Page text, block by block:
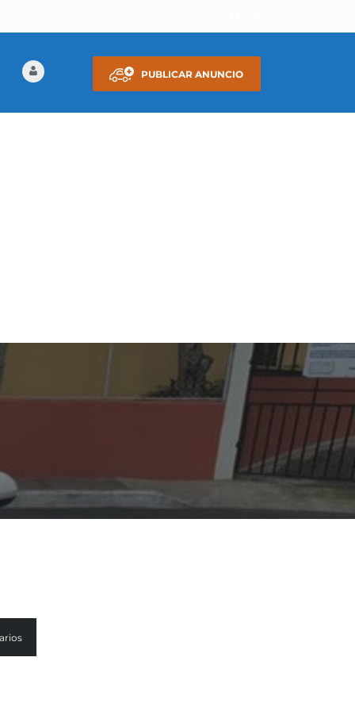
PUBLICAR ANUNCIO